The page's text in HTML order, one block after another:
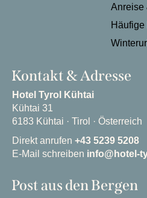
Anreise
Häufige
Kontakt & Adresse
Hotel Tyrol Kühtai
Kühtai 31
6183 Kühtai · Tirol · Österreich
Direkt anrufen +43 5239 5208
E-Mail schreiben info@hotel-
Post aus den Bergen